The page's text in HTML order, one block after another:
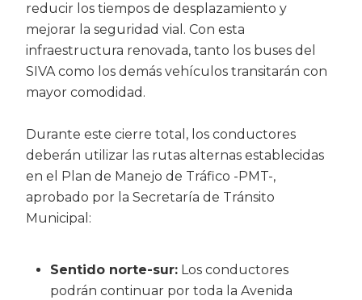
reducir los tiempos de desplazamiento y
mejorar la seguridad vial. Con esta
infraestructura renovada, tanto los buses del
SIVA como los demás vehículos transitarán con
mayor comodidad.
Durante este cierre total, los conductores
deberán utilizar las rutas alternas establecidas
en el Plan de Manejo de Tráfico -PMT-,
aprobado por la Secretaría de Tránsito
Municipal:
Sentido norte-sur: Los conductores
podrán continuar por toda la Avenida